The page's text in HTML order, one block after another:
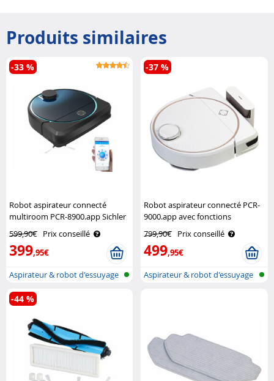
Produits similaires
Robot aspirateur connecté
multiroom PCR-8900.app Sichler
599,90€ Prix conseillé
399,95€
-33 %
Aspirateur & robot d'essuyage
de so..
Robot aspirateur connecté PCR-
9000.app avec fonctions
Multiroom et Lidar Sichler
Exclusive
799,90€ Prix conseillé
499,95€
-37 %
Aspirateur & robot d'essuyage
-44 %